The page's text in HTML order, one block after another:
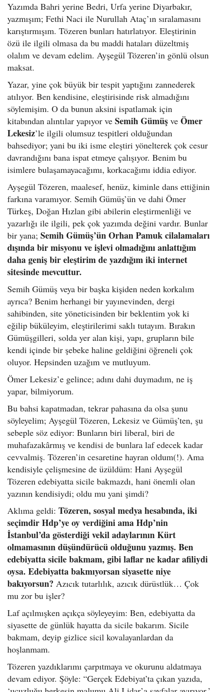
Yazımda Bahri yerine Bedri, Urfa yerine Diyarbakır,
yazmışım; Fethi Naci ile Nurullah Ataç’ın sıralamasını
karıştırmışım. Tözeren bunları hatırlatıyor. Eleştirinin
özü ile ilgili olmasa da bu maddi hataları düzeltmiş
olalım ve devam edelim. Ayşegül Tözeren’in gönlü olsun
maksat.
Yazar, yine çok büyük bir tespit yaptığını zannederek
atılıyor. Ben kendisine, eleştirisinde risk almadığını
söylemişim. O da bunun aksini ispatlamak için
kitabından alıntılar yapıyor ve Semih Gümüş ve Ömer
Lekesiz’le ilgili olumsuz tespitleri olduğundan
bahsediyor; yani bu iki isme eleştiri yönelterek çok cesur
davrandığını bana ispat etmeye çalışıyor. Benim bu
isimlere bulaşamayacağımı, korkacağımı iddia ediyor.
Ayşegül Tözeren, maalesef, henüz, kiminle dans ettiğinin
farkına varamıyor. Semih Gümüş’ün ve dahi Ömer
Türkeş, Doğan Hızlan gibi abilerin eleştirmenliği ve
yazarlığı ile ilgili, pek çok yazımda değini vardır. Bunlar
bir yana; Semih Gümüş’ün Orhan Pamuk cilalamaları
dışında bir misyonu ve işlevi olmadığını anlattığım
daha geniş bir eleştirim de yazdığım iki internet
sitesinde mevcuttur.
Semih Gümüş veya bir başka kişiden neden korkalım
ayrıca? Benim herhangi bir yayınevinden, dergi
sahibinden, site yöneticisinden bir beklentim yok ki
eğilip büküleyim, eleştirilerimi saklı tutayım. Bırakın
Gümüşgilleri, solda yer alan kişi, yapı, grupların bile
kendi içinde bir şebeke haline geldiğini öğreneli çok
oluyor. Hepsinden uzağım ve mutluyum.
Ömer Lekesiz’e gelince; adını dahi duymadım, ne iş
yapar, bilmiyorum.
Bu bahsi kapatmadan, tekrar pahasına da olsa şunu
söyleyelim; Ayşegül Tözeren, Lekesiz ve Gümüş’ten, şu
sebeple söz ediyor: Bunların biri liberal, biri de
muhafazakârmış ve kendisi de bunlara laf edecek kadar
cevvalmiş. Tözeren’in cesaretine hayran oldum(!). Ama
kendisiyle çelişmesine de üzüldüm: Hani Ayşegül
Tözeren edebiyatta sicile bakmazdı, hani önemli olan
yazının kendisiydi; oldu mu yani şimdi?
Aklıma geldi: Tözeren, sosyal medya hesabında, iki
seçimdir Hdp’ye oy verdiğini ama Hdp’nin
İstanbul’da gösterdiği vekil adaylarının Kürt
olmamasının düşündürücü olduğunu yazmış. Ben
edebiyatta sicile bakmam, gibi laflar ne kadar afiliydi
oysa. Edebiyatta bakmıyorsan siyasette niye
bakıyorsun? Azıcık tutarlılık, azıcık dürüstlük… Çok
mu zor bu işler?
Laf açılmışken açıkça söyleyeyim: Ben, edebiyatta da
siyasette de günlük hayatta da sicile bakarım. Sicile
bakmam, deyip gizlice sicil kovalayanlardan da
hoşlanmam.
Tözeren yazdıklarımı çarpıtmaya ve okurunu aldatmaya
devam ediyor. Şöyle: “Gerçek Edebiyat’ta çıkan yazıda,